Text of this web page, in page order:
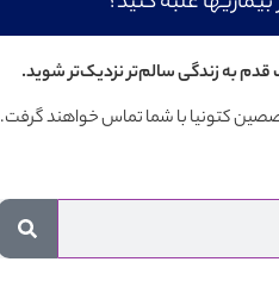
قدم به زندگی سالم‌تر نزدیک‌تر شوید.
کتونیا با شما تماس خواهند گرفت.